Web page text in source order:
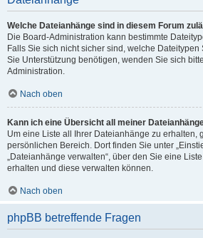
Welche Dateianhänge sind in diesem Forum
Die Board-Administration kann bestimmte
Falls Sie sich nicht sicher sind, welche
Sie Unterstützung benötigen, wenden Sie sich
Administration.
Nach oben
Kann ich eine Übersicht all meiner
Um eine Liste all Ihrer Dateianhänge zu erhalten,
persönlichen Bereich. Dort finden Sie unter
„Dateianhänge verwalten“, über den Sie eine
erhalten und diese verwalten können.
Nach oben
phpBB betreffende Fragen